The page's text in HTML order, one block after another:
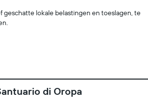
geschatte lokale belastingen en toeslagen, te
di Oropa